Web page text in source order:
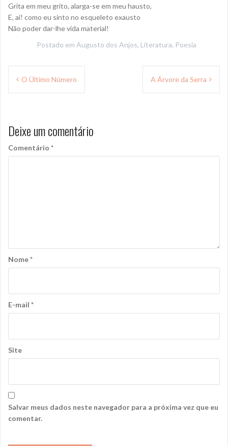
Grita em meu grito, alarga-se em meu hausto,
E, ai! como eu sinto no esqueleto exausto
Não poder dar-lhe vida material!
Postado em Augusto dos Anjos, Literatura, Poesia
Navegação
O Último Número A Árvore da Serra
Deixe um comentário
Comentário *
Nome*
E-mail *
Site
Salvar meus dados neste navegador para a próxima vez que eu
comentar.